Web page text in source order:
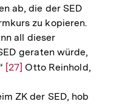
ab, die der SED
zu kopieren.
all dieser
geraten würde,
Zur
der
[27] Otto Reinhold,
ZK der SED, hob